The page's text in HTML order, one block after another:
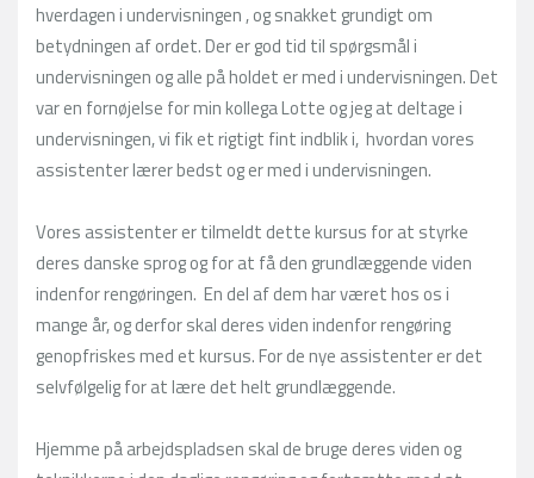
hverdagen i undervisningen , og snakket grundigt om
betydningen af ordet. Der er god tid til spørgsmål i
undervisningen og alle på holdet er med i undervisningen. Det
var en fornøjelse for min kollega Lotte og jeg at deltage i
undervisningen, vi fik et rigtigt fint indblik i, hvordan vores
assistenter lærer bedst og er med i undervisningen.
Vores assistenter er tilmeldt dette kursus for at styrke
deres danske sprog og for at få den grundlæggende viden
indenfor rengøringen. En del af dem har været hos os i
mange år, og derfor skal deres viden indenfor rengøring
genopfriskes med et kursus. For de nye assistenter er det
selvfølgelig for at lære det helt grundlæggende.
Hjemme på arbejdspladsen skal de bruge deres viden og